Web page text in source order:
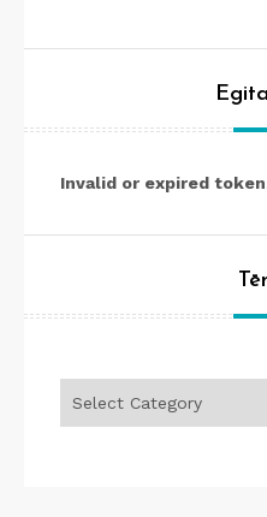
Invalid or expired